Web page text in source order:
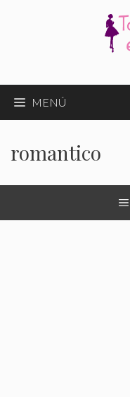
MENÚ
romantico